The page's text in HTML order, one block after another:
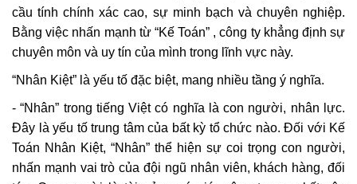
cầu tính chính xác cao, sự minh bạch và chuyên nghiệp.
Bằng việc nhấn mạnh từ “Kế Toán” , công ty khẳng định sự
chuyên môn và uy tín của mình trong lĩnh vực này.
“Nhân Kiệt” là yếu tố đặc biệt, mang nhiều tầng ý nghĩa.
- “Nhân” trong tiếng Việt có nghĩa là con người, nhân lực.
Đây là yếu tố trung tâm của bất kỳ tổ chức nào. Đối với Kế
Toán Nhân Kiệt, “Nhân” thể hiện sự coi trọng con người,
nhấn mạnh vai trò của đội ngũ nhân viên, khách hàng, đối